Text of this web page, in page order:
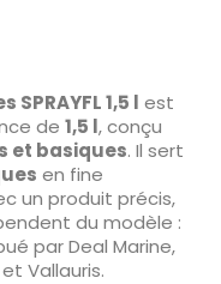
1,5 l est
de 1,5 l, conçu
et basiques. Il sert
en fine
un produit précis,
du modèle :
par Deal Marine,
Vallauris.